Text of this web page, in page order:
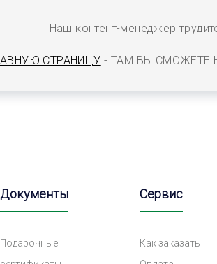
Наш контент-менеджер
СТРАНИЦУ - ТАМ ВЫ СМОЖЕТЕ
Документы
Подарочные
Сервис
Как заказать